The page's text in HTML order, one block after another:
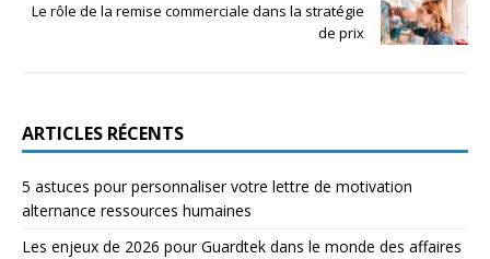
Le rôle de la remise commerciale dans la stratégie
de prix
ARTICLES RÉCENTS
5 astuces pour personnaliser votre lettre de motivation
alternance ressources humaines
Les enjeux de 2026 pour Guardtek dans le monde des affaires